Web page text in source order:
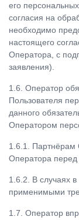
его
согласия на
необходимо
настоящего
Оператора, с
заявления).
1.6. Оператор
Пользователя
данного
Оператором
1.6.1. Партнёрам
Оператора
1.6.2. В случаях
применимыми
1.7. Оператор